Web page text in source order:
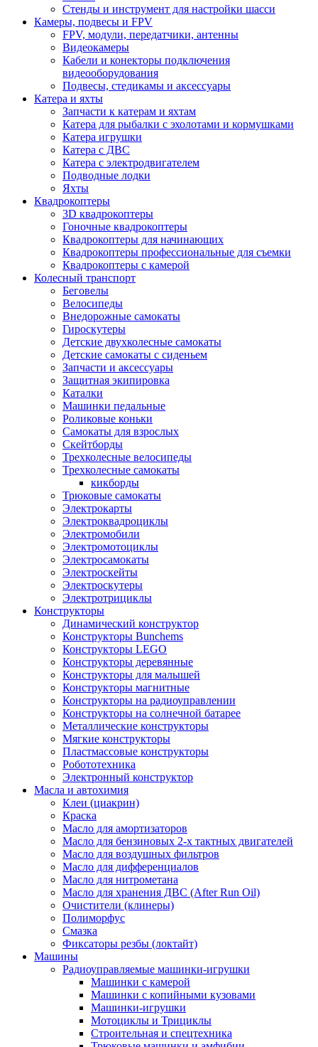
Стенды и инструмент для настройки шасси
Камеры, подвесы и FPV
FPV, модули, передатчики, антенны
Видеокамеры
Кабели и конекторы подключения
видеооборудования
Подвесы, стедикамы и аксессуары
Катера и яхты
Запчасти к катерам и яхтам
Катера для рыбалки с эхолотами и кормушками
Катера игрушки
Катера с ДВС
Катера с электродвигателем
Подводные лодки
Яхты
Квадрокоптеры
3D квадрокоптеры
Гоночные квадрокоптеры
Квадрокоптеры для начинающих
Квадрокоптеры профессиональные для съемки
Квадрокоптеры с камерой
Колесный транспорт
Беговелы
Велосипеды
Внедорожные самокаты
Гироскутеры
Детские двухколесные самокаты
Детские самокаты с сиденьем
Запчасти и аксессуары
Защитная экипировка
Каталки
Машинки педальные
Роликовые коньки
Самокаты для взрослых
Скейтборды
Трехколесные велосипеды
Трехколесные самокаты
кикборды
Трюковые самокаты
Электрокарты
Электроквадроциклы
Электромобили
Электромотоциклы
Электросамокаты
Электроскейты
Электроскутеры
Электротрициклы
Конструкторы
Динамический конструктор
Конструкторы Bunchems
Конструкторы LEGO
Конструкторы деревянные
Конструкторы для малышей
Конструкторы магнитные
Конструкторы на радиоуправлении
Конструкторы на солнечной батарее
Металлические конструкторы
Мягкие конструкторы
Пластмассовые конструкторы
Робототехника
Электронный конструктор
Масла и автохимия
Клеи (циакрин)
Краска
Масло для амортизаторов
Масло для бензиновых 2-х тактных двигателей
Масло для воздушных фильтров
Масло для дифференциалов
Масло для нитрометана
Масло для хранения ДВС (After Run Oil)
Очистители (клинеры)
Полиморфус
Смазка
Фиксаторы резбы (локтайт)
Машины
Радиоуправляемые машинки-игрушки
Машинки с камерой
Машинки с копийными кузовами
Машинки-игрушки
Мотоциклы и Трициклы
Строительная и спецтехника